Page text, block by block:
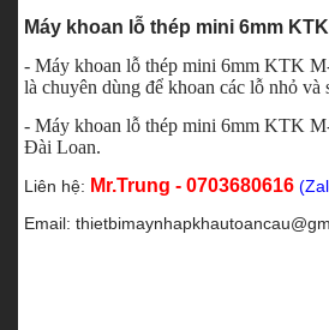
Máy khoan lỗ thép mini 6mm
- Máy khoan lỗ thép mini 6mm KTK
là chuyên dùng để khoan các lỗ nhỏ
- Máy khoan lỗ thép mini 6mm KTK
Đài Loan.
Liên hệ: Mr.Trung - 0703680616
Email: